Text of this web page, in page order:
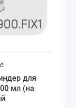
для
мл (на